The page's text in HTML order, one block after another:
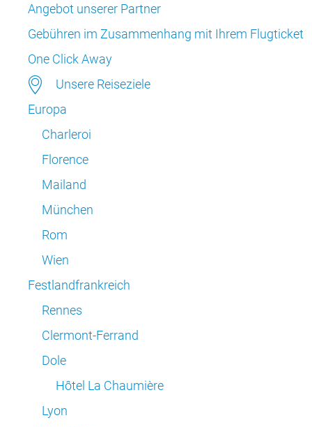
Angebot unserer Partner
Gebühren im Zusammenhang mit Ihrem Flugticket
One Click Away
Unsere Reiseziele
Europa
Charleroi
Florence
Mailand
München
Rom
Wien
Festlandfrankreich
Rennes
Clermont-Ferrand
Dole
Hôtel La Chaumière
Lyon